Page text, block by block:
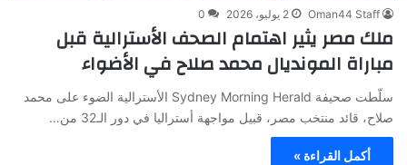
Oman44 Staff 2 يوليو، 2026 0
ملك مصر يثير اهتمام الصحف الأسترالية قبل
مباراة المونديال محمد صلاح في الأضواء
سلّطت صحيفة Sydney Morning Herald الأسترالية الضوء على محمد
صلاح، قائد منتخب مصر، قبيل مواجهة أستراليا في دور الـ32 من…
أكمل القراءة »